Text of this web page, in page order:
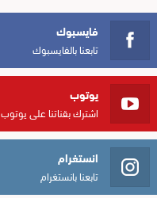
فايسبوك
تابعنا بالفايسبوك
يوتوب
اشترك بقناتنا على يوتوب
انستغرام
تابعنا بانستغرام